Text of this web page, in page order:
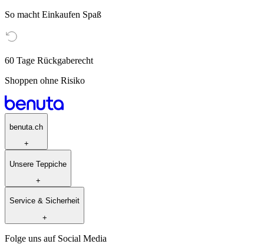
So macht Einkaufen Spaß
60 Tage Rückgaberecht
Shoppen ohne Risiko
benuta.ch
+
Unsere Teppiche
+
Service & Sicherheit
+
Folge uns auf Social Media